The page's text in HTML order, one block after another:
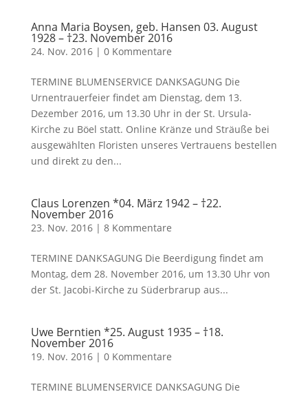
Anna Maria Boysen, geb. Hansen 03. August
1928 – †23. November 2016
24. Nov. 2016| 0 Kommentare
TERMINE BLUMENSERVICE DANKSAGUNG Die
Urnentrauerfeier findet am Dienstag, dem 13.
Dezember 2016, um 13.30 Uhr in der St. Ursula-
Kirche zu Böel statt. Online Kränze und Sträuße bei
ausgewählten Floristen unseres Vertrauens bestellen
und direkt zu den...
Claus Lorenzen *04. März 1942 – †22.
November 2016
23. Nov. 2016| 8 Kommentare
TERMINE DANKSAGUNG Die Beerdigung findet am
Montag, dem 28. November 2016, um 13.30 Uhr von
der St. Jacobi-Kirche zu Süderbrarup aus...
Uwe Berntien *25. August 1935 – †18.
November 2016
19. Nov. 2016| 0 Kommentare
TERMINE BLUMENSERVICE DANKSAGUNG Die